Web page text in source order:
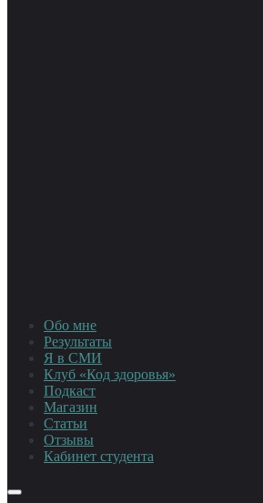
Обо мне
Результаты
Я в СМИ
Клуб «Код здоровья»
Подкаст
Магазин
Статьи
Отзывы
Кабинет студента